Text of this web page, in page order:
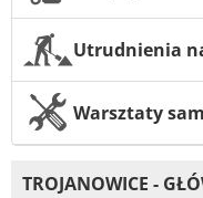
Utrudnienia
Warsztaty
TROJANOWICE -